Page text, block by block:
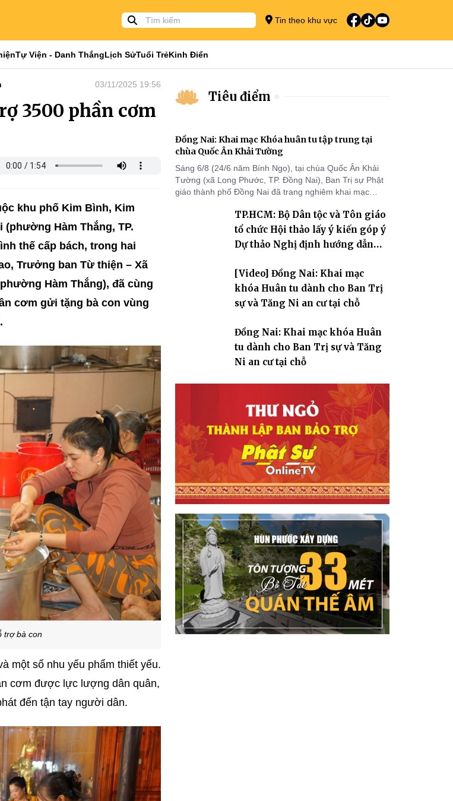
Tin theo khu vực
Tự Viện - Danh ThắngLịch SửTuổi TrẻKinh Điển
03/11/2025 19:56
3500 phần cơm
khu phố Kim Bình, Kim
Hàm Thắng, TP.
thế cấp bách, trong hai
Trưởng ban Từ thiện – Xã
Hàm Thắng), đã cùng
cơm gửi tặng bà con vùng
trợ bà con
một số nhu yếu phẩm thiết yếu.
cơm được lực lượng dân quân,
đến tận tay người dân.
Tiêu điểm
Đồng Nai: Khai mạc Khóa huân tu tập trung tại
chùa Quốc Ân Khải Tường
Sáng 6/8 (24/6 năm Bính Ngọ), tại chùa Quốc Ân Khải
Tường (xã Long Phước, TP. Đồng Nai), Ban Trị sự Phật
giáo thành phố Đồng Nai đã trang nghiêm khai mạc
2570 dành cho chư Tăng hành giả an cư tại chỗ khu vực
VII, VIII và trường hạ chùa Quốc Ân Khải Tường.
TP.HCM: Bộ Dân tộc và Tôn giáo
tổ chức Hội thảo lấy ý kiến góp ý
Dự thảo Nghị định hướng dẫn
giáo
[Video] Đồng Nai: Khai mạc
khóa Huân tu dành cho Ban Trị
sự và Tăng Ni an cư tại chỗ
Đồng Nai: Khai mạc khóa Huân
tu dành cho Ban Trị sự và Tăng
Ni an cư tại chỗ